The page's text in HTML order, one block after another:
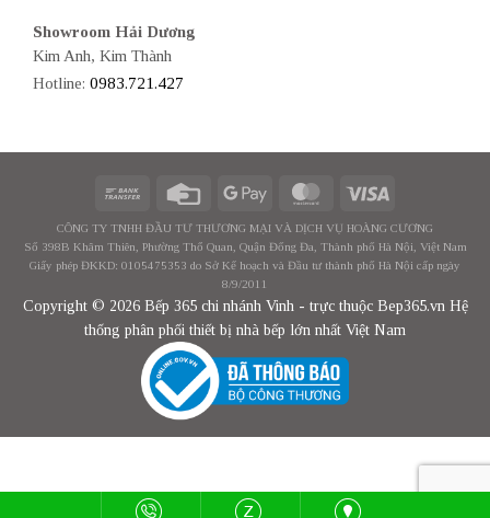
Showroom Hải Dương
Kim Anh, Kim Thành
Hotline: 0983.721.427
CÔNG TY TNHH ĐẦU TƯ THƯƠNG MẠI VÀ DỊCH VỤ HOÀNG CƯƠNG
Số 398B Khâm Thiên, Phường Thổ Quan, Quận Đống Đa, Thành phố Hà Nội, Việt Nam
Giấy phép ĐKKD: 0105475353 do Sở Kế hoạch và Đầu tư thành phố Hà Nội cấp ngày
8/9/2011
Copyright © 2026 Bếp 365 chi nhánh Vinh - trực thuộc Bep365.vn Hệ
thống phân phối thiết bị nhà bếp lớn nhất Việt Nam